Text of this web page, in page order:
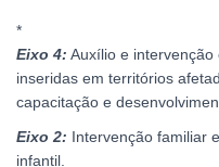
*
Eixo 4: Auxílio e
inseridas em territórios
capacitação e
Eixo 2: Intervenção familiar
infantil.